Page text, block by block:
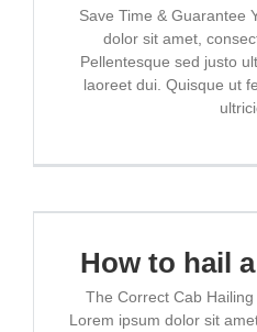
Save Time & Guarantee
dolor sit amet,
Pellentesque sed justo
laoreet dui. Quisque ut
How to hail
The Correct Cab
Lorem ipsum dolor sit